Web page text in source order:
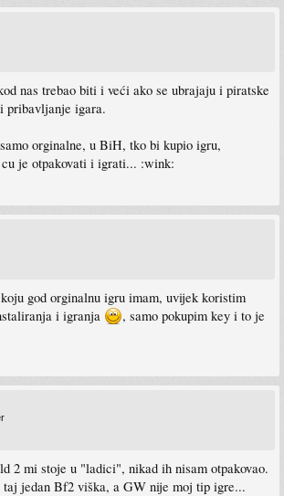
nas trebao biti i veći ako se ubrajaju i piratske
pribavljanje igara.
orginalne, u BiH, tko bi kupio igru,
je otpakovati i igrati... :wink:
god orginalnu igru imam, uvijek koristim
i igranja
, samo pokupim key i to je
2 mi stoje u "ladici", nikad ih nisam otpakovao.
taj jedan Bf2 viška, a GW nije moj tip igre...